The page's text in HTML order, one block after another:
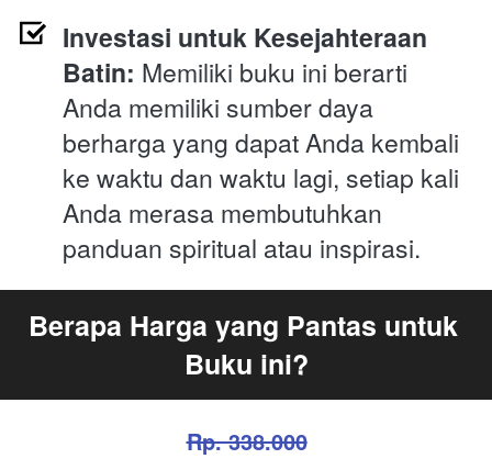
Investasi untuk Kesejahteraan
Batin: Memiliki buku ini berarti
Anda memiliki sumber daya
berharga yang dapat Anda kembali
ke waktu dan waktu lagi, setiap kali
Anda merasa membutuhkan
panduan spiritual atau inspirasi.
Berapa Harga yang Pantas untuk
Buku ini?
Rp. 338.000